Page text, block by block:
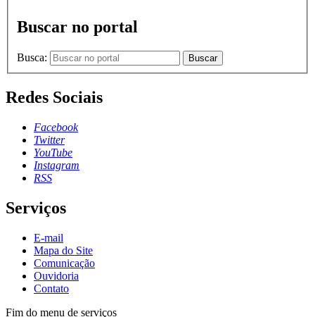
Buscar no portal
Busca: Buscar
Redes Sociais
Facebook
Twitter
YouTube
Instagram
RSS
Serviços
E-mail
Mapa do Site
Comunicação
Ouvidoria
Contato
Fim do menu de serviços